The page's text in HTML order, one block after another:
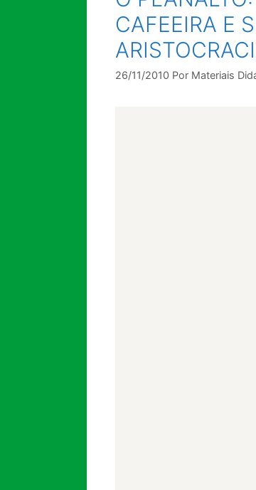
CAFEEIRA E
26/11/2010 Por Materiais